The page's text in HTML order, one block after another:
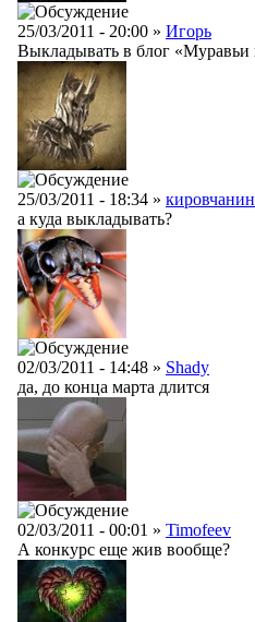
25/03/2011 - 20:00 » Игорь
Выкладывать в блог «Муравьи
25/03/2011 - 18:34 » кировчанин
а куда выкладывать?
02/03/2011 - 14:48 » Shady
да, до конца марта длится
02/03/2011 - 00:01 » Timofeev
А конкурс еще жив вообще?